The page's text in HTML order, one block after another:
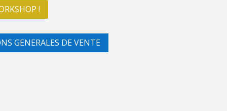
!
GENERALES DE VENTE